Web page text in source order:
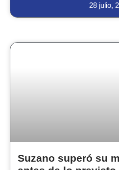
28 julio,
Suzano superó su